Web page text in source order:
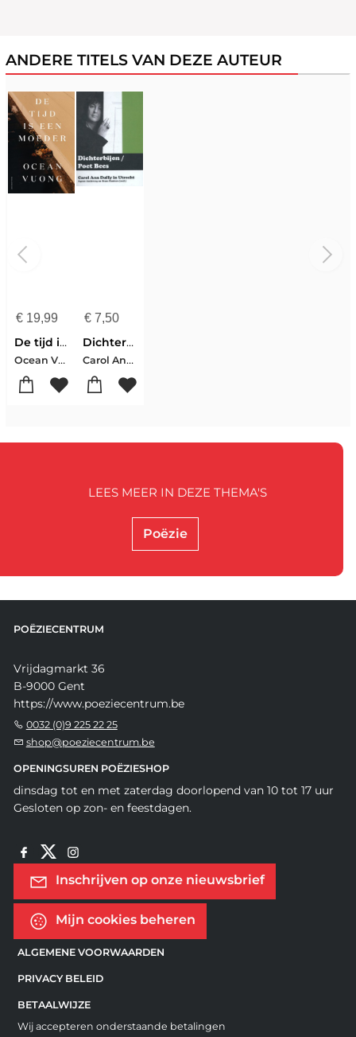
ANDERE TITELS VAN DEZE AUTEUR
€19,99
De tijd is een moeder
Ocean Vuong
€7,50
Dichterbijen / Poet bees
Carol Ann Duffy
Poëzie
LEES MEER IN DEZE THEMA'S
POËZIECENTRUM
Vrijdagmarkt 36
B-9000 Gent
https://www.poeziecentrum.be
0032 (0)9 225 22 25
shop@poeziecentrum.be
OPENINGSUREN POËZIESHOP
dinsdag tot en met zaterdag doorlopend van 10 tot 17 uur
Gesloten op zon- en feestdagen.
Inschrijven op onze nieuwsbrief
Mijn cookies beheren
ALGEMENE VOORWAARDEN
PRIVACY BELEID
BETAALWIJZE
Wij accepteren onderstaande betalingen